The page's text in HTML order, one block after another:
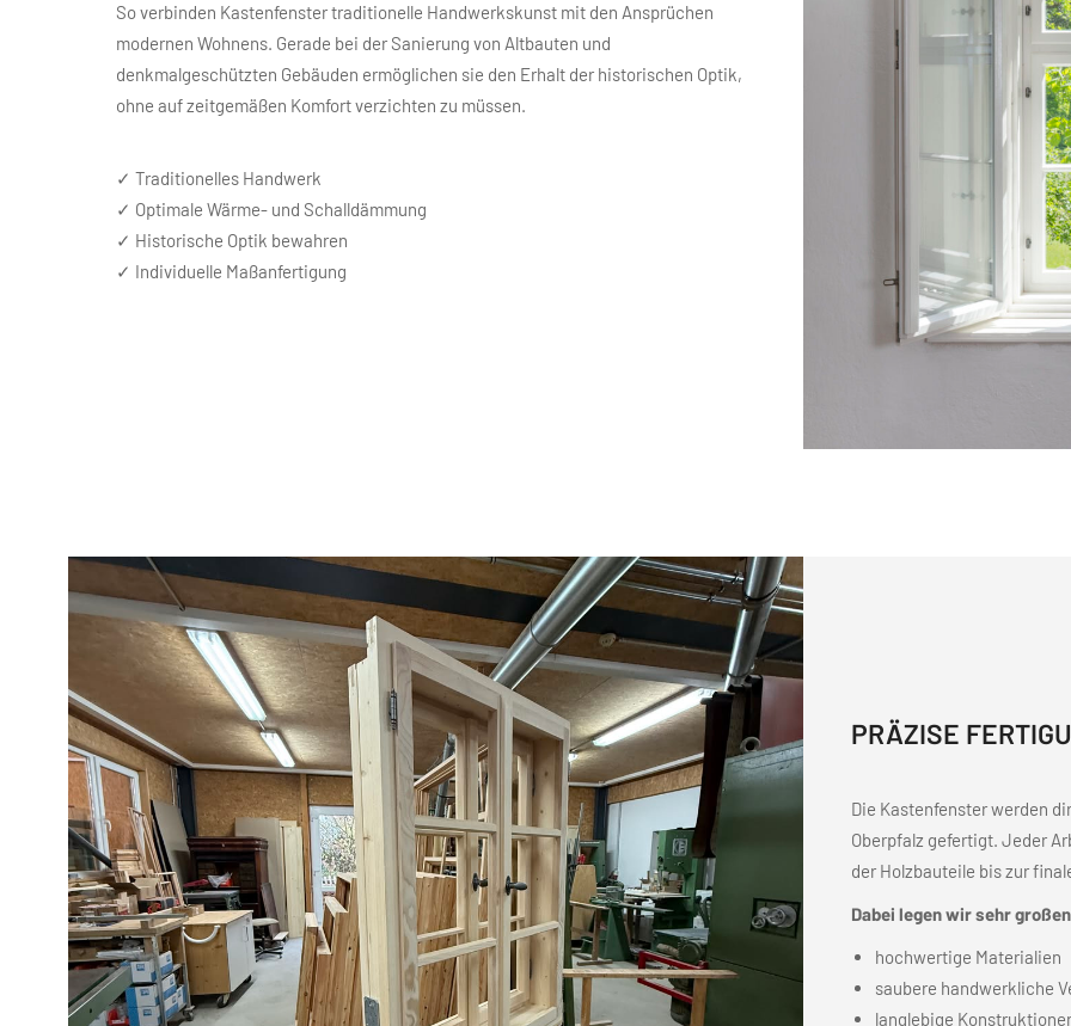
So verbinden Kastenfenster traditionelle Handwerkskunst mit den Ansprüchen
modernen Wohnens. Gerade bei der Sanierung von Altbauten und
denkmalgeschützten Gebäuden ermöglichen sie den Erhalt der historischen Optik,
ohne auf zeitgemäßen Komfort verzichten zu müssen.
✓ Traditionelles Handwerk
✓ Optimale Wärme- und Schalldämmung
✓ Historische Optik bewahren
✓ Individuelle Maßanfertigung
PRÄZISE
Die Kastenfenster werden
Oberpfalz gefertigt. Jeder
der Holzbauteile bis zur
Dabei legen wir sehr
hochwertige Materialien
saubere handwerkliche
langlebige